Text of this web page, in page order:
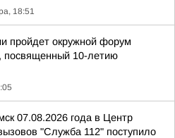
18:51
пройдет окружной форум
10-летию
07.08.2026 года в Центр
"Служба 112" поступило